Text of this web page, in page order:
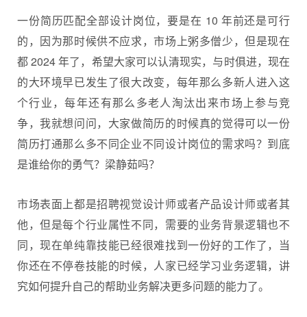
一份简历匹配全部设计岗位，要是在 10 年前还是可行
的，因为那时候供不应求，市场上粥多僧少，但是现在
都 2024 年了，希望大家可以认清现实，与时俱进，现在
的大环境早已发生了很大改变，每年那么多新人进入这
个行业，每年还有那么多老人淘汰出来市场上参与竞
争，我就想问问，大家做简历的时候真的觉得可以一份
简历打通那么多不同企业不同设计岗位的需求吗？到底
是谁给你的勇气？梁静茹吗？
市场表面上都是招聘视觉设计师或者产品设计师或者其
他，但是每个行业属性不同，需要的业务背景逻辑也不
同，现在单纯靠技能已经很难找到一份好的工作了，当
你还在不停卷技能的时候，人家已经学习业务逻辑，讲
究如何提升自己的帮助业务解决更多问题的能力了。